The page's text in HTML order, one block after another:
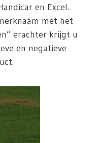
en Excel.
met het
erachter krijgt u
en negatieve